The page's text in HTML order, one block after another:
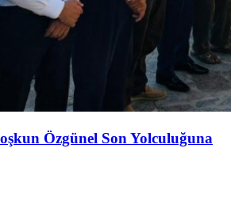
Özgünel Son Yolculuğuna